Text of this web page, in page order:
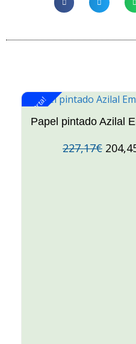
¡Oferta!
Papel pintado Azilal
227,17€